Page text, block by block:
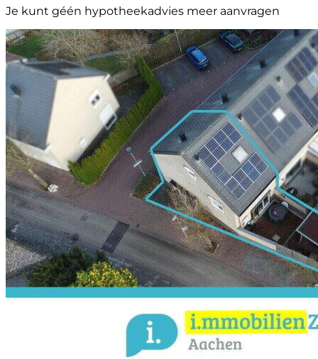
Je kunt géén hypotheekadvies meer aanvragen